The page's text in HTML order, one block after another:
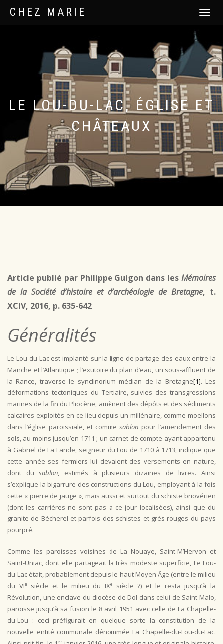
CHEZ MARIE
DÉPLIER
LE LOU-DU-LAC, ÉGLISE ET
CHÂTEAUX
Article publié par Philippe Guigon dans lesMémoires
de la Société d’histoire et d’archéologie de Bretagne, t.
XCIV, 2016, p. 635-642
Généralités
Le Lou-du-Lac est implanté sur la ligne de partage des eaux entre la
Manche et l’Atlantique ; l’exutoire du plan d’eau, un sous-affluent de
la Rance, traverse le synclinorium médian de la Bretagne[1]. Les
déformations tectoniques du Tertiaire, suivies des transgressions
marines de la fin du Pliocène, amènent des dépôts et des sédiments
calcaires exploités en ce lieu depuis un millénaire, comme moellons
dans l’église paroissiale, et commesablon pour l’amendement des
sols, au moins jusqu’en 1711 ; un carnet de compte ayant appartenu
à Gabriel de La Lande, seigneur du Lou de 1710 à 1713, indique que
cette année ses fermiers lui devaient des versements en nature,
dont dusablon, estimés à plusieurs dizaines de livres. Ainsi
s’explique la bigarrure des constructions du Lou, employant à la fois
cette « pierre de jauge », mais aussi et surtout du schiste briovérien
(dont les carrières ne sont pas à ce jour localisées), ainsi que du
granite de Bécherel et parfois des schistes et grès rouges du pays
pourpré.
Comme les paroisses voisines de La Nouaye, Saint-M’Hervon et
Saint-Uniac, dont elle partageait la très modeste superficie, Le Lou-
du-Lac était, probablement depuis le haut Moyen Âge (entre le milieu
du VIesiècle et le milieu du IXe
siècle ?) et le resta jusqu’à la
Révolution, une enclave du diocèse de Dol dans celui de Saint-Malo,
paroisse jusqu’à sa fusion le 8 avril 1951 avec celle de La Chapelle-
du-Lou : ceci préfigurait en quelque sorte la constitution de la
nouvelle entité communale dénommée La Chapelle-du-Lou-du-Lac.
er